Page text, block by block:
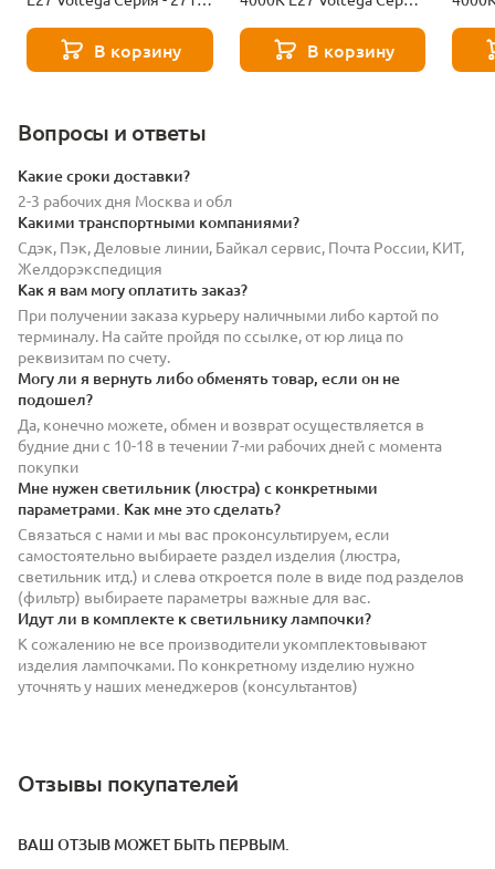
В корзину В корзину
Вопросы и ответы
Какие сроки доставки?
2-3 рабочих дня Москва и обл
Какими транспортными компаниями?
Сдэк, Пэк, Деловые линии, Байкал сервис, Почта России, КИТ,
Желдорэкспедиция
Как я вам могу оплатить заказ?
При получении заказа курьеру наличными либо картой по
терминалу. На сайте пройдя по ссылке, от юр лица по
реквизитам по счету.
Могу ли я вернуть либо обменять товар, если он не
подошел?
Да, конечно можете, обмен и возврат осуществляется в
будние дни с 10-18 в течении 7-ми рабочих дней с момента
покупки
Мне нужен светильник (люстра) с конкретными
параметрами. Как мне это сделать?
Связаться с нами и мы вас проконсультируем, если
самостоятельно выбираете раздел изделия (люстра,
светильник итд.) и слева откроется поле в виде под разделов
(фильтр) выбираете параметры важные для вас.
Идут ли в комплекте к светильнику лампочки?
К сожалению не все производители укомплектовывают
изделия лампочками. По конкретному изделию нужно
уточнять у наших менеджеров (консультантов)
Отзывы покупателей
ВАШ ОТЗЫВ МОЖЕТ БЫТЬ ПЕРВЫМ.